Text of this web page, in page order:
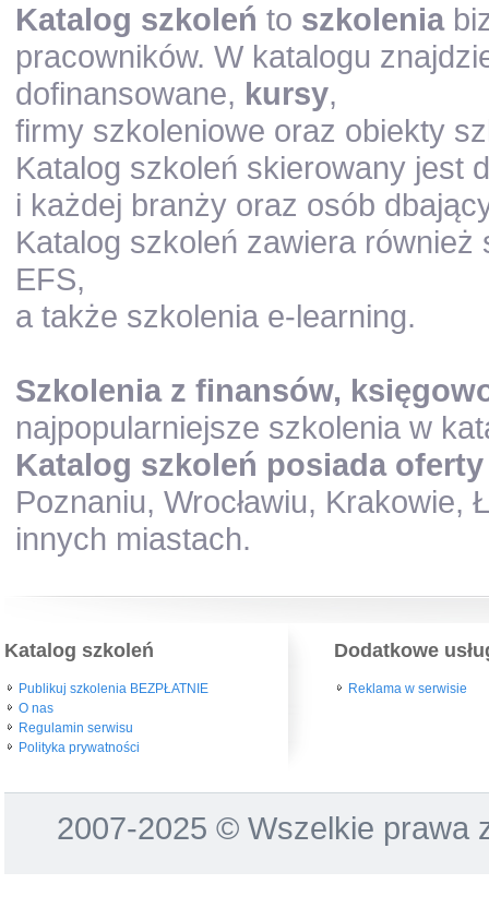
Katalog szkoleń to szkolenia
pracowników. W katalogu
dofinansowane, kursy,
firmy szkoleniowe oraz obiekty
Katalog szkoleń skierowany jest
i każdej branży oraz osób
Katalog szkoleń zawiera
EFS,
a także szkolenia e-learning.
Szkolenia z finansów,
najpopularniejsze szkolenia w
Katalog szkoleń posiada oferty
Poznaniu, Wrocławiu,
innych miastach.
Katalog szkoleń
Publikuj szkolenia BEZPŁATNIE
O nas
Regulamin serwisu
Polityka prywatności
Dodatkowe
Reklama w serwisie
2007-2025 © Wszelkie prawa